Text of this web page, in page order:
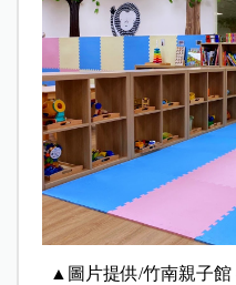
▲圖片提供/竹南親子館